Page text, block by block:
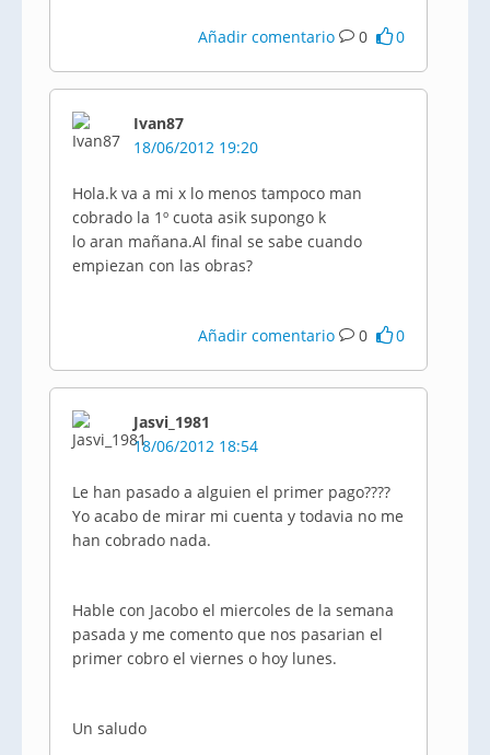
Añadir comentario 0 0
Ivan87
18/06/2012 19:20
Hola.k va a mi x lo menos tampoco man
cobrado la 1º cuota asik supongo k
lo aran mañana.Al final se sabe cuando
empiezan con las obras?
Añadir comentario 0 0
Jasvi_1981
18/06/2012 18:54
Le han pasado a alguien el primer pago????
Yo acabo de mirar mi cuenta y todavia no me
han cobrado nada.
Hable con Jacobo el miercoles de la semana
pasada y me comento que nos pasarian el
primer cobro el viernes o hoy lunes.
Un saludo